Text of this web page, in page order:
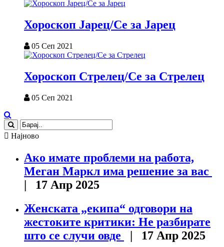
Хороскоп Јарец/Се за Јарец
05 Сеп 2021
Хороскоп Стрелец/Се за Стрелец
05 Сеп 2021
Најново
Ако имате проблеми на работа,
Меган Маркл има решение за вас
| 17 Апр 2025
Женската „екипа“ одговори на
жестоките критики: Не разбирате
што се случи овде
| 17 Апр 2025